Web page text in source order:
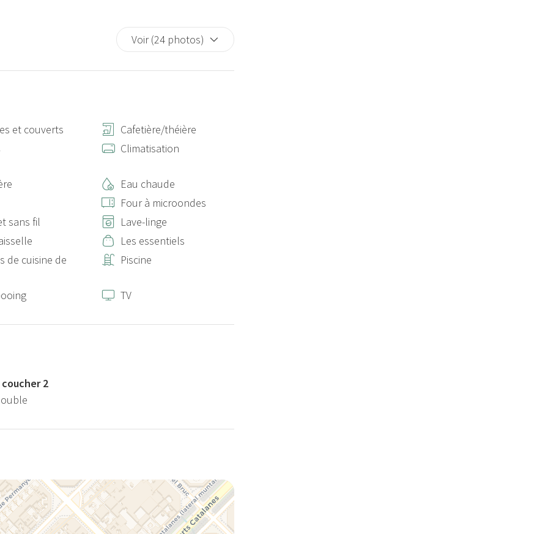
dommages accidentels afin d'éviter les imprévus ou les
remboursable). Couvre jusqu'à 300 € et évite le blocage
Voir (24 photos)
et couverts
Cafetière/théière
Climatisation
Eau chaude
Four à microondes
sans fil
Lave-linge
Les essentiels
de cuisine de
Piscine
TV
coucher 2